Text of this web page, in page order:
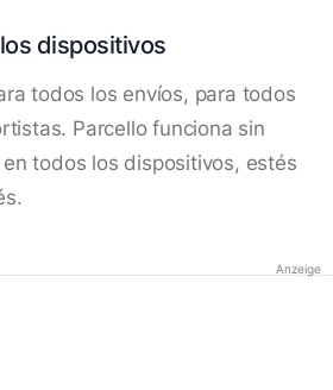
dispositivos
todos los envíos, para todos
Parcello funciona sin
todos los dispositivos, estés
Anzeige